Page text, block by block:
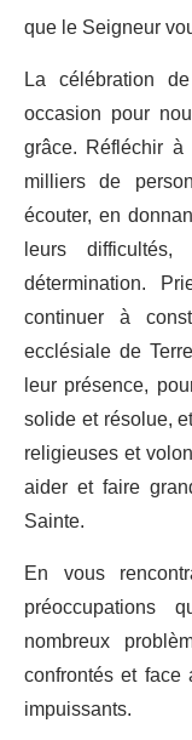
que le Seigneur
La célébration
occasion pour
grâce. Réfléchir
milliers de
écouter, en
leurs
détermination.
continuer à
ecclésiale de
leur présence,
solide et résolue,
religieuses et
aider et faire
Sainte.
En vous
nombreux
confrontés et
impuissants.